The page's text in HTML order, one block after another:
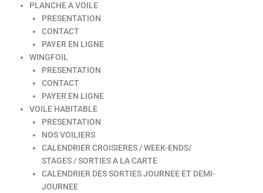
PLANCHE A VOILE
PRESENTATION
CONTACT
PAYER EN LIGNE
WINGFOIL
PRESENTATION
CONTACT
PAYER EN LIGNE
VOILE HABITABLE
PRESENTATION
NOS VOILIERS
CALENDRIER CROISIERES / WEEK-ENDS/
STAGES / SORTIES A LA CARTE
CALENDRIER DES SORTIES JOURNEE ET DEMI-
JOURNEE